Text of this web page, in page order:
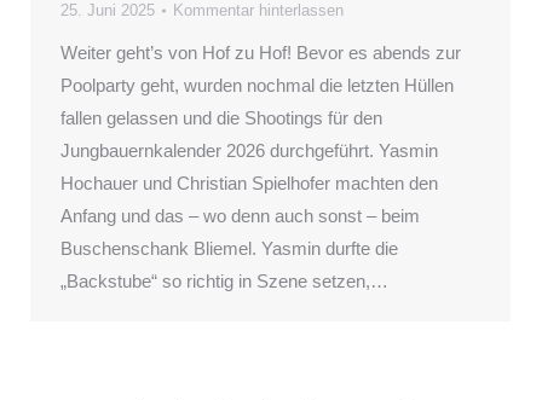
25. Juni 2025
Kommentar hinterlassen
Weiter geht’s von Hof zu Hof! Bevor es abends zur
Poolparty geht, wurden nochmal die letzten Hüllen
fallen gelassen und die Shootings für den
Jungbauernkalender 2026 durchgeführt. Yasmin
Hochauer und Christian Spielhofer machten den
Anfang und das – wo denn auch sonst – beim
Buschenschank Bliemel. Yasmin durfte die
„Backstube“ so richtig in Szene setzen,…